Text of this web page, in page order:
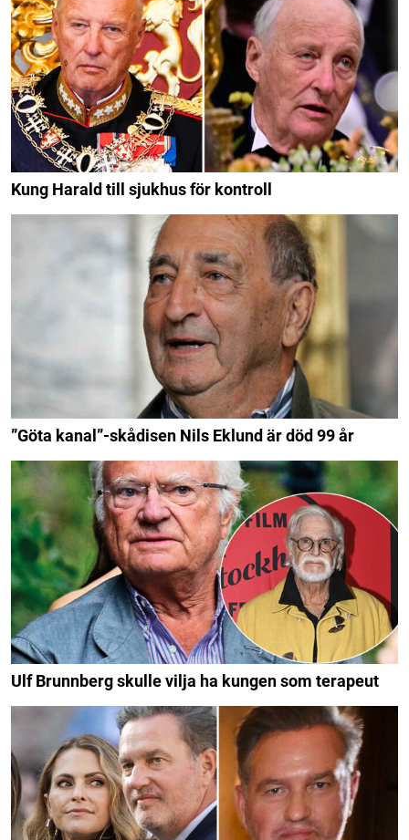
Kung Harald till sjukhus för kontroll
”Göta kanal”-skådisen Nils Eklund är död 99 år
Ulf Brunnberg skulle vilja ha kungen som terapeut